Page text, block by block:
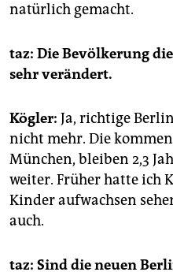
natürlich gemacht.
taz: Die Bevölkerung
sehr verändert.
Kögler: Ja, richtige
nicht mehr. Die
München, bleiben 2,3
weiter. Früher hatte ich
Kinder aufwachsen
auch.
taz: Sind die neuen